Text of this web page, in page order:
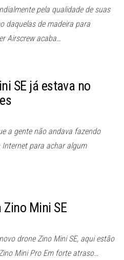
pela qualidade de suas
daquelas de madeira para
Airscrew acaba…
SE já estava no
a gente não andava fazendo
para achar algum
Mini SE
drone Zino Mini SE, aqui estão
Mini Pro Em forte atraso…